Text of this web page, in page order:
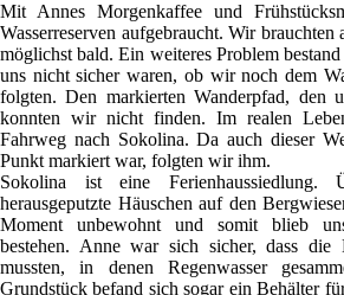
Mit Annes Morgenkaffee und
Wasserreserven aufgebraucht. Wir brauchten
möglichst bald. Ein weiteres Problem
uns nicht sicher waren, ob wir noch dem
folgten. Den markierten Wanderpfad, den
konnten wir nicht finden. Im realen
Fahrweg nach Sokolina. Da auch dieser
Punkt markiert war, folgten wir ihm.
Sokolina ist eine Ferienhaussiedlung.
herausgeputzte Häuschen auf den
Moment unbewohnt und somit blieb
bestehen. Anne war sich sicher, dass die
mussten, in denen Regenwasser
Grundstück befand sich sogar ein Behälter